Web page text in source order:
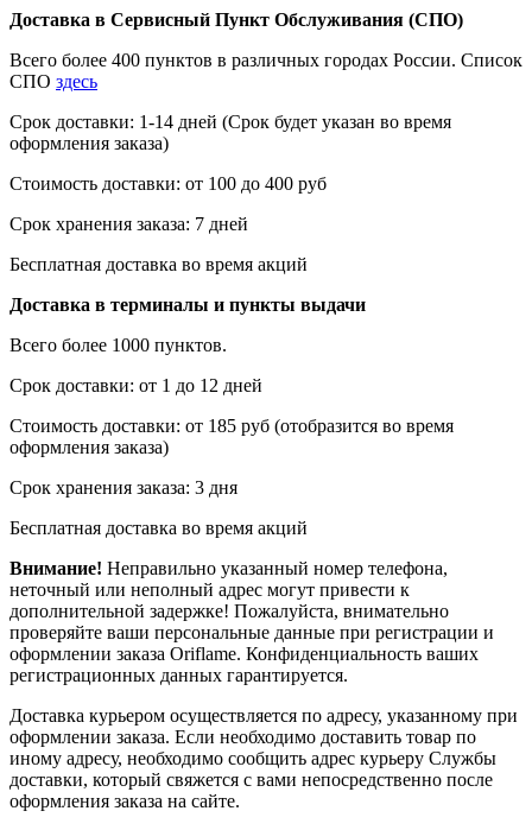
Доставка в Сервисный Пункт Обслуживания (СПО)
Всего более 400 пунктов в различных городах России. Список
СПО здесь
Срок доставки: 1-14 дней (Срок будет указан во время
оформления заказа)
Стоимость доставки: от 100 до 400 руб
Срок хранения заказа: 7 дней
Бесплатная доставка во время акций
Доставка в терминалы и пункты выдачи
Всего более 1000 пунктов.
Срок доставки: от 1 до 12 дней
Стоимость доставки: от 185 руб (отобразится во время
оформления заказа)
Срок хранения заказа: 3 дня
Бесплатная доставка во время акций
Внимание! Неправильно указанный номер телефона,
неточный или неполный адрес могут привести к
дополнительной задержке! Пожалуйста, внимательно
проверяйте ваши персональные данные при регистрации и
оформлении заказа Oriflame. Конфиденциальность ваших
регистрационных данных гарантируется.
Доставка курьером осуществляется по адресу, указанному при
оформлении заказа. Если необходимо доставить товар по
иному адресу, необходимо сообщить адрес курьеру Службы
доставки, который свяжется с вами непосредственно после
оформления заказа на сайте.